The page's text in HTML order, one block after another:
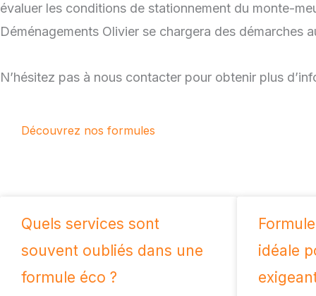
évaluer les conditions de stationnement du monte-
Déménagements Olivier se chargera des démarches
N’hésitez pas à nous contacter pour obtenir plus
Découvrez nos formules
Quels services sont
souvent oubliés dans une
formule éco ?
idéale